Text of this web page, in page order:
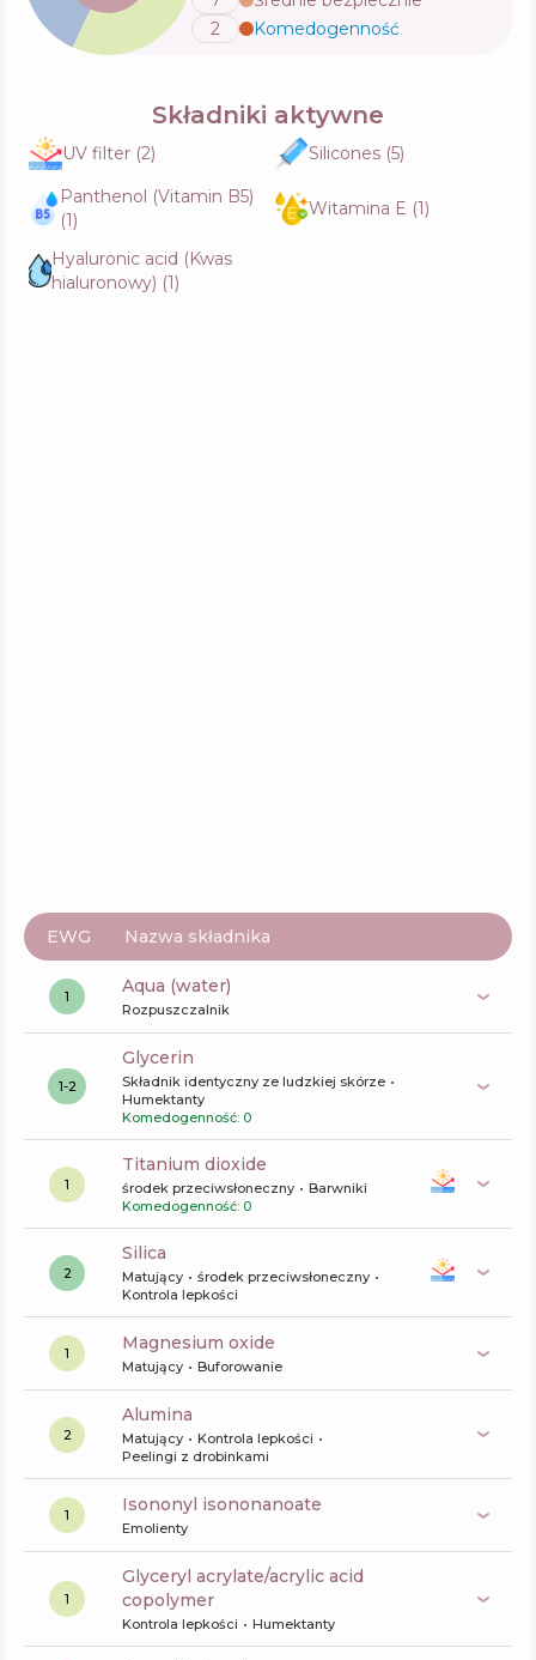
Aktywne
Funkcje
Patricia Ledo Trend Silky Cream
Aktywne
Funkcje
2
Komedogenność
Składniki aktywne
UV filter (2) Silicones (5)
Panthenol (Vitamin B5)
(1)
Witamina E (1)
Hyaluronic acid (Kwas
hialuronowy) (1)
EWG Nazwa składnika
1 aqua (water)
Rozpuszczalnik
1-2
glycerin
Składnik identyczny ze ludzkiej skórze
Humektanty
Komedogenność: 0
1
titanium dioxide
środek przeciwsłoneczny
Barwniki
Komedogenność: 0
2
silica
Matujący
środek przeciwsłoneczny
Kontrola lepkości
1 magnesium oxide
Matujący Buforowanie
2
alumina
Matujący
Kontrola lepkości
Peelingi z drobinkami
1 isononyl isononanoate
Emolienty
1
glyceryl acrylate/acrylic acid
copolymer
Kontrola lepkości Humektanty